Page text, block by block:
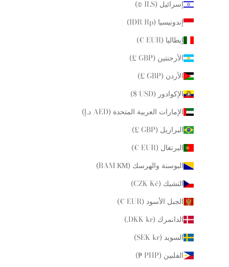
إسرائيل (ILS ₪)
إندونيسيا (IDR Rp)
إيطاليا (EUR €)
الأرجنتين (GBP £)
الأردن (GBP £)
الإكوادور (USD $)
الإمارات العربية المتحدة (AED د.إ)
البرازيل (GBP £)
البرتغال (EUR €)
البوسنة والهرسك (BAM КМ)
التشيك (CZK Kč)
الجبل الأسود (EUR €)
الدانمرك (DKK kr.)
السويد (SEK kr)
الفلبين (PHP ₱)